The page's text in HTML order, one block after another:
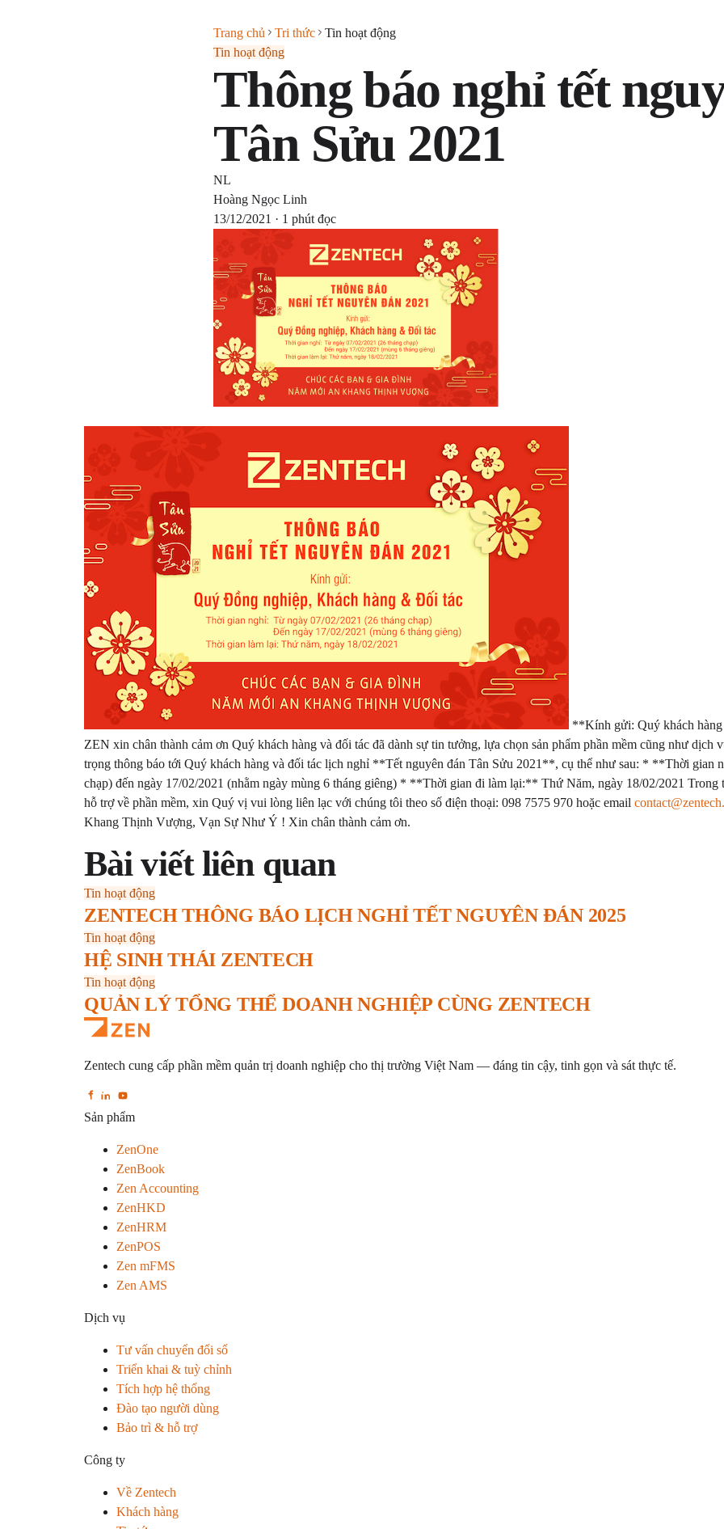
Trang chủ Tri thức
Tin hoạt động
Tin hoạt động
Thông báo nghỉ tết
Tân Sửu 2021
NL
Hoàng Ngọc Linh
13/12/2021 · 1 phút đọc
**Kính gửi: Quý khách
ZEN xin chân thành cảm ơn Quý khách hàng và đối tác đã dành sự tin tưởng, lựa chọn sản phẩm phần mềm cũng như
trọng thông báo tới Quý khách hàng và đối tác lịch nghỉ **Tết nguyên đán Tân Sửu 2021**, cụ thể như sau: * **Thời gian
chạp) đến ngày 17/02/2021 (nhằm ngày mùng 6 tháng giêng) * **Thời gian đi làm lại:** Thứ Năm, ngày 18/02/2021 Trong
hỗ trợ về phần mềm, xin Quý vị vui lòng liên lạc với chúng tôi theo số điện thoại: 098 7575 970 hoặc email
Khang Thịnh Vượng, Vạn Sự Như Ý ! Xin chân thành cảm ơn.
Bài viết liên quan
Tin hoạt động
ZENTECH THÔNG BÁO LỊCH NGHỈ TẾT NGUYÊN ĐÁN 2025
Tin hoạt động
HỆ SINH THÁI ZENTECH
Tin hoạt động
QUẢN LÝ TỔNG THỂ DOANH NGHIỆP CÙNG ZENTECH
Zentech cung cấp phần mềm quản trị doanh nghiệp cho thị trường Việt Nam — đáng tin cậy, tinh gọn và sát thực tế.
Sản phẩm
ZenOne
ZenBook
Zen Accounting
ZenHKD
ZenHRM
ZenPOS
Zen mFMS
Zen AMS
Dịch vụ
Tư vấn chuyển đổi số
Triển khai & tuỳ chỉnh
Tích hợp hệ thống
Đào tạo người dùng
Bảo trì & hỗ trợ
Công ty
Về Zentech
Khách hàng